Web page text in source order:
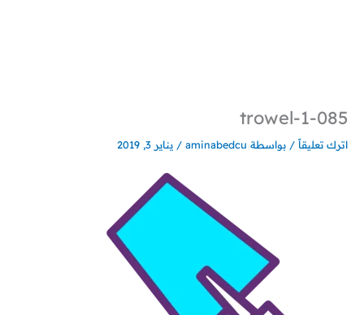
085-trowel-1
اترك تعليقاً / بواسطة aminabedcu
/ يناير 3, 2019